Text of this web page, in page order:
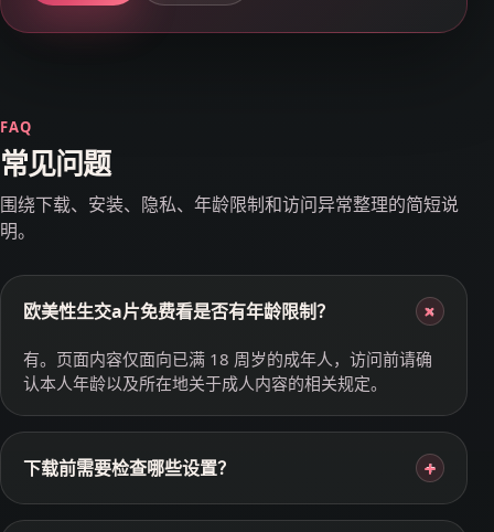
FAQ
常见问题
围绕下载、安装、隐私、年龄限制和访问异常整理的简短说
明。
欧美性生交a片免费看是否有年龄限制？ +
有。页面内容仅面向已满 18 周岁的成年人，访问前请确
认本人年龄以及所在地关于成人内容的相关规定。
下载前需要检查哪些设置？ +